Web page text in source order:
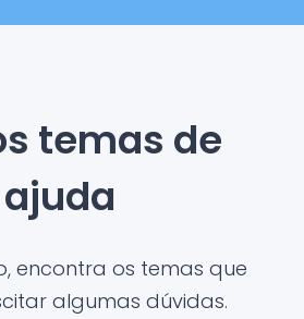
temas de
ajuda
encontra os temas que
algumas dúvidas.